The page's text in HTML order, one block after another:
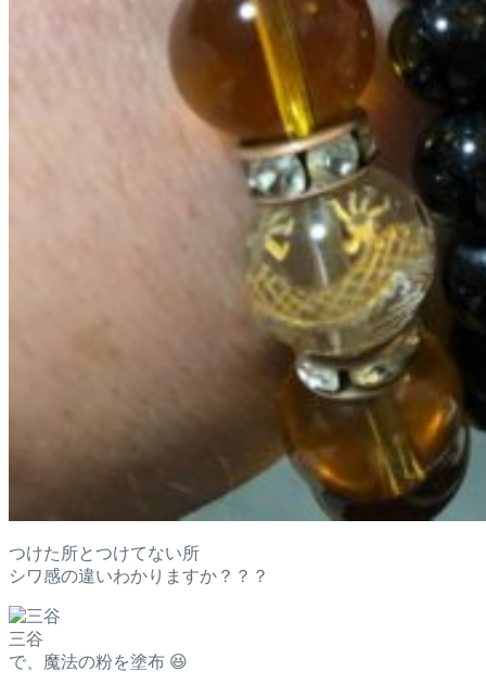
つけた所とつけてない所
シワ感の違いわかりますか？？？
三谷
で、魔法の粉を塗布 😆